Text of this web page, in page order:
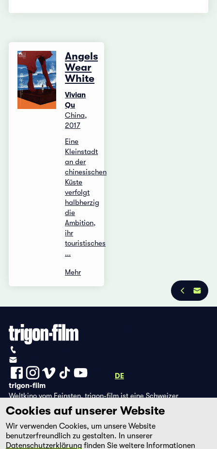
Angels
Wear
White
Vivian
Qu
China,
2017
Eine
Kleinstadt
an der
chinesischen
Küste
verfolgt
halbherzig
die
Ambition,
ihr
touristisches
...
Mehr
DE
trigon-film
Weltkino vom Feinsten. trigon-film ist eine Schweizer
Filmstiftung, die seit 1988 sorgfältig ausgewählte Filme aus
Lateinamerika, Asien, Afrika und dem östlichen Europa im
Kino herausbringt und eine eigene DVD-Edition sowie die
Streaming-Plattform filmingo betreibt.
Cookies auf unserer Website
Wir verwenden Cookies, um unsere Website
benutzerfreundlich zu gestalten. In unserer
Datenschutzerklärung finden Sie weitere Informationen